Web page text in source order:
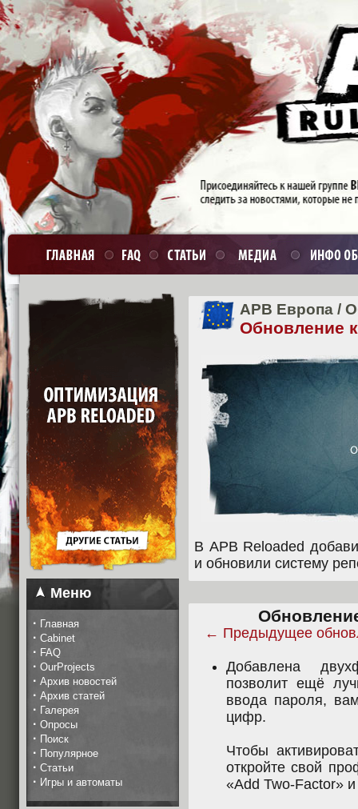
Меню
· Главная
· Cabinet
· FAQ
· OurProjects
· Архив новостей
· Архив статей
· Галерея
· Опросы
· Поиск
· Популярное
· Статьи
· Игры и автоматы
APB Европа /
Обновление
В APB Reloaded
и обновили систему
← Предыдущее
Добавлена
позволит ещё
ввода пароля,
цифр.
Чтобы
откройте свой
«Add Two-Factor»